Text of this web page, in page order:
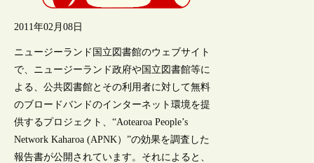
2011年02月08日
ニュージーランド国立図書館のウェブサイト
で、ニュージーランド政府や国立図書館等に
よる、公共図書館とその利用者に対して無料
のブロードバンドのインターネット環境を提
供するプロジェクト、“Aotearoa People’s
Network Kaharoa (APNK）”の効果を調査した
報告書が公開されています。それによると、